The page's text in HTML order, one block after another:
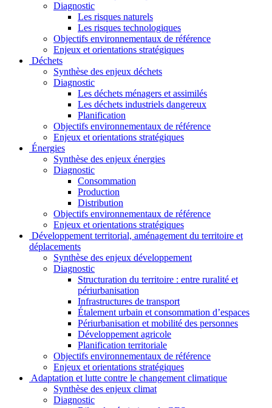
Diagnostic
Les risques naturels
Les risques technologiques
Objectifs environnementaux de référence
Enjeux et orientations stratégiques
Déchets
Synthèse des enjeux déchets
Diagnostic
Les déchets ménagers et assimilés
Les déchets industriels dangereux
Planification
Objectifs environnementaux de référence
Enjeux et orientations stratégiques
Énergies
Synthèse des enjeux énergies
Diagnostic
Consommation
Production
Distribution
Objectifs environnementaux de référence
Enjeux et orientations stratégiques
Développement territorial, aménagement du territoire et
déplacements
Synthèse des enjeux développement
Diagnostic
Structuration du territoire : entre ruralité et
périurbanisation
Infrastructures de transport
Étalement urbain et consommation d’espaces
Périurbanisation et mobilité des personnes
Développement agricole
Planification territoriale
Objectifs environnementaux de référence
Enjeux et orientations stratégiques
Adaptation et lutte contre le changement climatique
Synthèse des enjeux climat
Diagnostic